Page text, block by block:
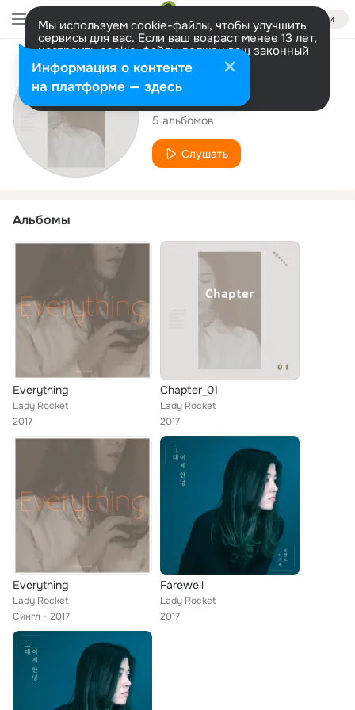
Войти
Мы используем cookie-файлы, чтобы улучшить
сервисы для вас. Если ваш возраст менее 13 лет,
настроить cookie-файлы должен ваш законный
представитель. Больше информации
Разрешить все Настроить
Исполнитель
Lady Rocket
5 альбомов
Слушать
Альбомы
Everything
Lady Rocket
2017
Chapter_01
Lady Rocket
2017
Everything
Lady Rocket
Сингл
2017
Farewell
Lady Rocket
2017
Информация о контенте
на платформе — здесь